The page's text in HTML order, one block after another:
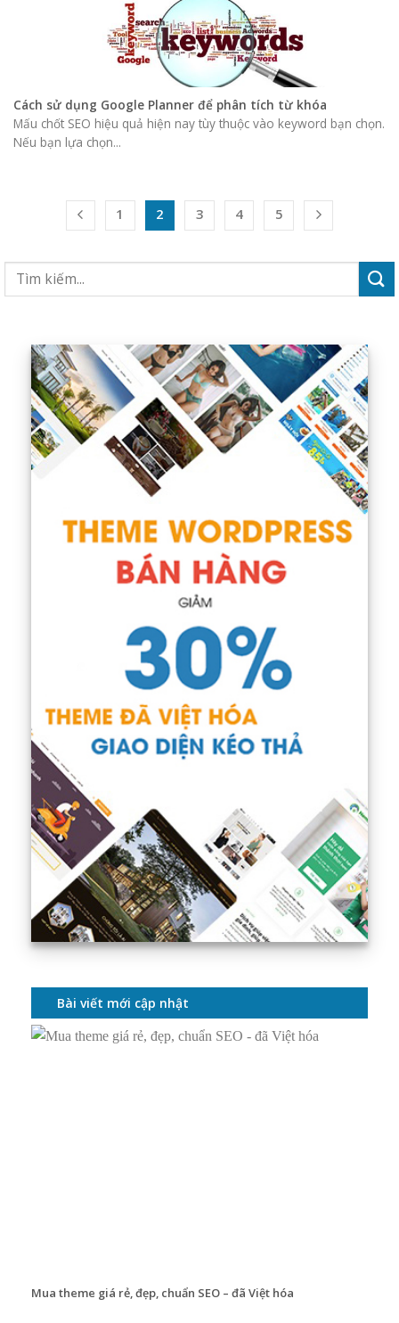
Cách sử dụng Google Planner để phân tích từ khóa
Mấu chốt SEO hiệu quả hiện nay tùy thuộc vào keyword bạn chọn.
Nếu bạn lựa chọn...
1 2 3 4 5
Bài viết mới cập nhật
Mua theme giá rẻ, đẹp, chuẩn SEO – đã Việt hóa